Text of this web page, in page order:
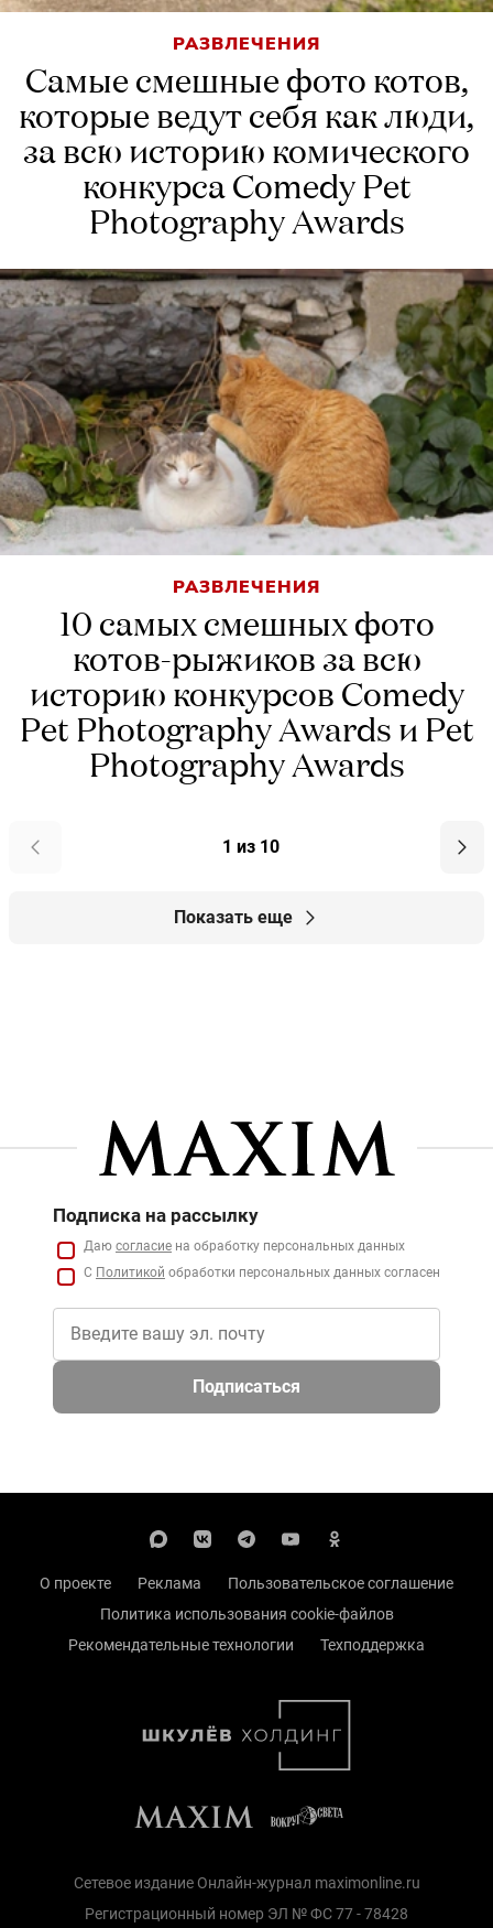
РАЗВЛЕЧЕНИЯ
Самые смешные фото котов,
которые ведут себя как люди,
за всю историю комического
конкурса Comedy Pet
Photography Awards
РАЗВЛЕЧЕНИЯ
10 cамых смешных фото
котов-рыжиков за всю
историю конкурсов Comedy
Pet Photography Awards и Pet
Photography Awards
1 из 10
Показать еще
Подписка на рассылку
Даю согласие на обработку персональных данных
С Политикой обработки персональных данных согласен
Подписаться
О проекте Реклама
Пользовательское соглашение
Политика использования cookie-файлов
Рекомендательные технологии
Техподдержка
Сетевое издание Онлайн-журнал maximonline.ru
Регистрационный номер ЭЛ № ФС 77 - 78428